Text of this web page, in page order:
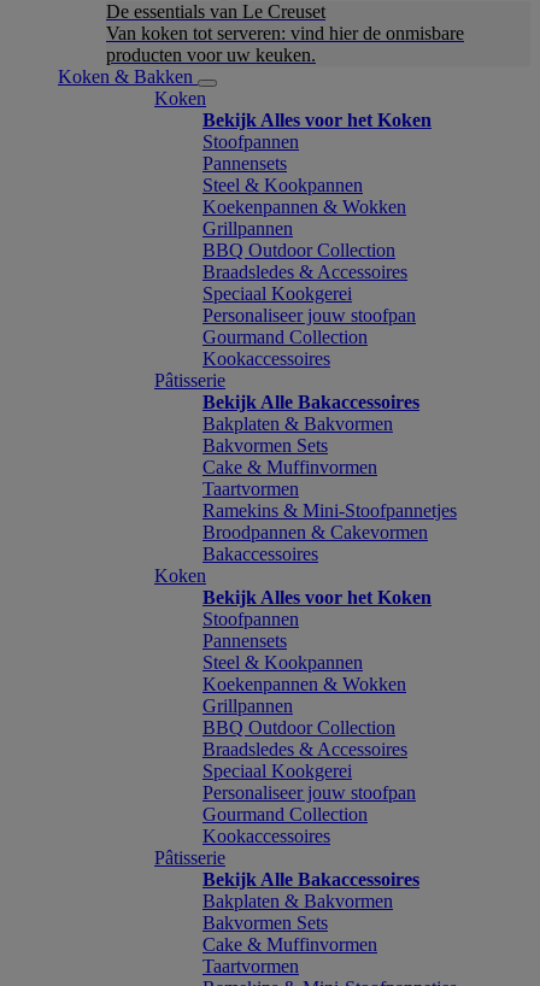
De essentials van Le Creuset
Van koken tot serveren: vind hier de onmisbare
producten voor uw keuken.
Koken & Bakken
Koken
Bekijk Alles voor het Koken
Stoofpannen
Pannensets
Steel & Kookpannen
Koekenpannen & Wokken
Grillpannen
BBQ Outdoor Collection
Braadsledes & Accessoires
Speciaal Kookgerei
Personaliseer jouw stoofpan
Gourmand Collection
Kookaccessoires
Pâtisserie
Bekijk Alle Bakaccessoires
Bakplaten & Bakvormen
Bakvormen Sets
Cake & Muffinvormen
Taartvormen
Ramekins & Mini-Stoofpannetjes
Broodpannen & Cakevormen
Bakaccessoires
Koken
Bekijk Alles voor het Koken
Stoofpannen
Pannensets
Steel & Kookpannen
Koekenpannen & Wokken
Grillpannen
BBQ Outdoor Collection
Braadsledes & Accessoires
Speciaal Kookgerei
Personaliseer jouw stoofpan
Gourmand Collection
Kookaccessoires
Pâtisserie
Bekijk Alle Bakaccessoires
Bakplaten & Bakvormen
Bakvormen Sets
Cake & Muffinvormen
Taartvormen